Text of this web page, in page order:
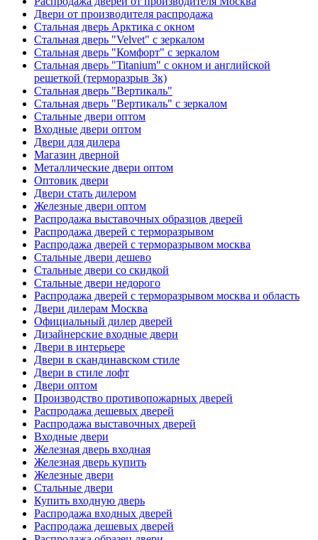
Двери от производителя распродажа
Стальная дверь Арктика с окном
Стальная дверь "Velvet" с зеркалом
Стальная дверь "Комфорт" с зеркалом
Стальная дверь "Titanium" с окном и английской
решеткой (терморазрыв 3к)
Стальная дверь "Вертикаль"
Стальная дверь "Вертикаль" с зеркалом
Стальные двери оптом
Входные двери оптом
Двери для дилера
Магазин дверной
Металлические двери оптом
Оптовик двери
Двери стать дилером
Железные двери оптом
Распродажа выставочных образцов дверей
Распродажа дверей с терморазрывом
Распродажа дверей с терморазрывом москва
Стальные двери дешево
Стальные двери со скидкой
Стальные двери недорого
Распродажа дверей с терморазрывом москва и область
Двери дилерам Москва
Официальный дилер дверей
Дизайнерские входные двери
Двери в интерьере
Двери в скандинавском стиле
Двери в стиле лофт
Двери оптом
Производство противопожарных дверей
Распродажа дешевых дверей
Распродажа выставочных дверей
Входные двери
Железная дверь входная
Железная дверь купить
Железные двери
Стальные двери
Купить входную дверь
Распродажа входных дверей
Распродажа дешевых дверей